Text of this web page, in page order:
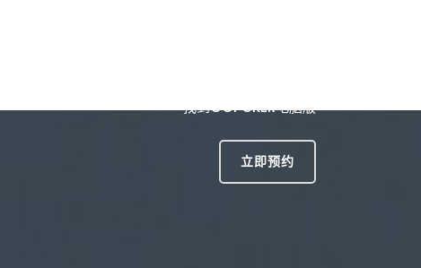
找到GGPOKER电脑版
立即预约